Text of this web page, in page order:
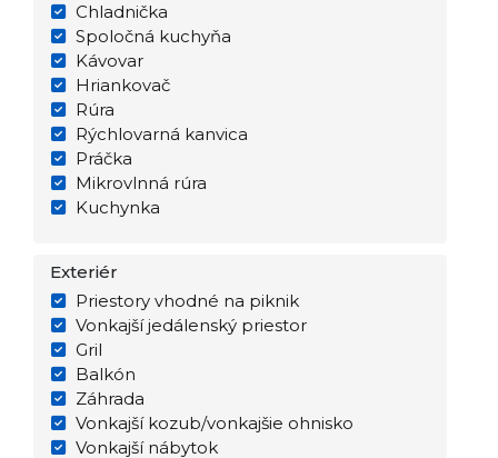
Chladnička
Spoločná kuchyňa
Kávovar
Hriankovač
Rúra
Rýchlovarná kanvica
Práčka
Mikrovlnná rúra
Kuchynka
Exteriér
Priestory vhodné na piknik
Vonkajší jedálenský priestor
Gril
Balkón
Záhrada
Vonkajší kozub/vonkajšie ohnisko
Vonkajší nábytok